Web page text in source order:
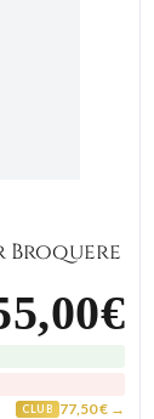
Broquere
CLUB 77,50 € →